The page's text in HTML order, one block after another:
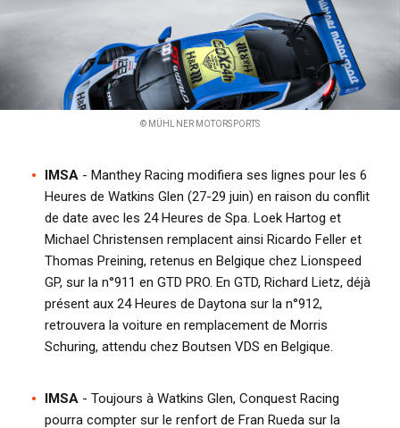
© MÜHLNER MOTORSPORTS
IMSA - Manthey Racing modifiera ses lignes pour les 6
Heures de Watkins Glen (27-29 juin) en raison du conflit
de date avec les 24 Heures de Spa. Loek Hartog et
Michael Christensen remplacent ainsi Ricardo Feller et
Thomas Preining, retenus en Belgique chez Lionspeed
GP, sur la n°911 en GTD PRO. En GTD, Richard Lietz, déjà
présent aux 24 Heures de Daytona sur la n°912,
retrouvera la voiture en remplacement de Morris
Schuring, attendu chez Boutsen VDS en Belgique.
IMSA - Toujours à Watkins Glen, Conquest Racing
pourra compter sur le renfort de Fran Rueda sur la